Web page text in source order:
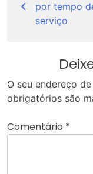
Postpor tempo
serviço
O seu endereço
obrigatórios são
Comentário *